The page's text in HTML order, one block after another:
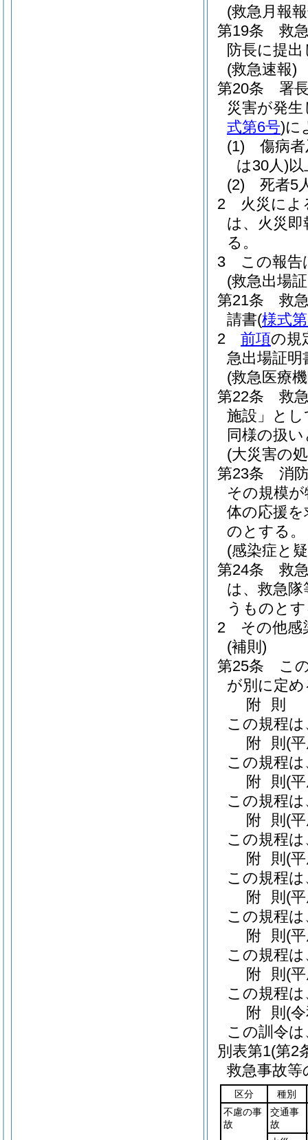
(救急月報
第19条
救
防長に提
(救急速報)
第20条
署
災害が発
式第6号)に
(1)
傷病
は30人)
(2)
死者5
2
火災によ
は、火災
る。
3
この報
(救急出場
第21条
救
請書(様式
2
前項の規
急出場証明
(救急医療
第22条
救
施設」と
同様の扱
(大災害の
第23条
消
その規模
体の応援
のとする。
(感染症と
第24条
救
は、救急
うものと
2
その他感
(補則)
第25条
こ
が別に定
附 則
この規程
附 則 (
この規程
附 則 (
この規程
附 則 (
この規程
附 則 (
この規程
附 則 (
この規程
附 則 (
この規程
附 則 (
この規程
附 則 (
この訓令
別表第1(第2
救急事故等
区分
種別
不慮の事
故
交通事
故